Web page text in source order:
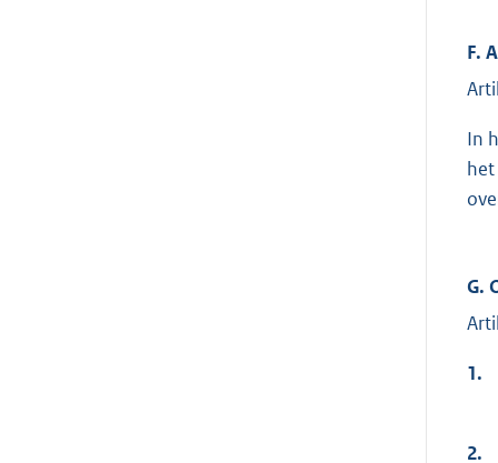
F.
In
G.
1.
2.